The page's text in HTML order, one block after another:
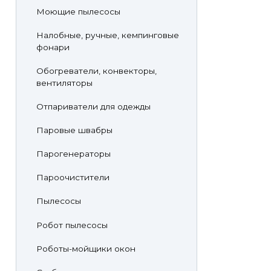
Моющие пылесосы
Налобные, ручные, кемпинговые
фонари
Обогреватели, конвекторы,
вентиляторы
Отпариватели для одежды
Паровые швабры
Парогенераторы
Пароочистители
Пылесосы
Робот пылесосы
Роботы-мойщики окон